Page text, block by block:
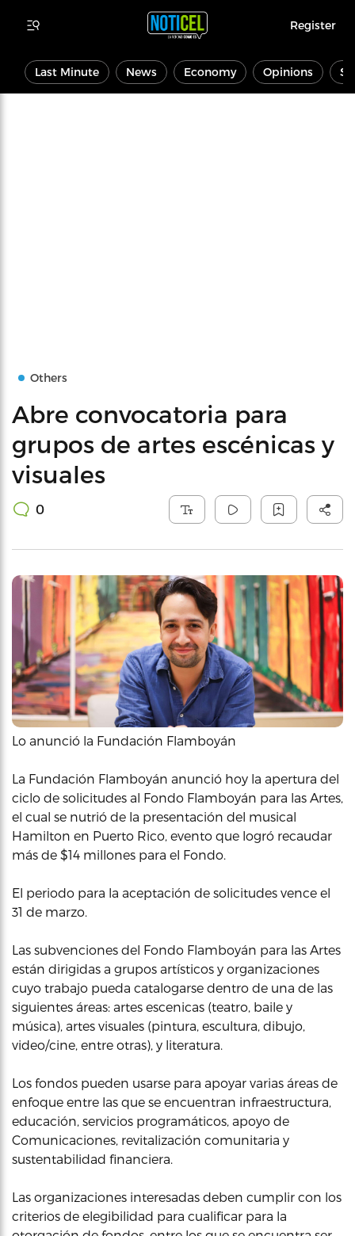
Register
Last Minute News Economy Opinions
Others
Abre convocatoria para
grupos de artes escénicas y
visuales
0
Lo anunció la Fundación Flamboyán
La Fundación Flamboyán anunció hoy la apertura del
ciclo de solicitudes al Fondo Flamboyán para las Artes,
el cual se nutrió de la presentación del musical
Hamilton en Puerto Rico, evento que logró recaudar
más de $14 millones para el Fondo.
El periodo para la aceptación de solicitudes vence el
31 de marzo.
Las subvenciones del Fondo Flamboyán para las Artes
están dirigidas a grupos artísticos y organizaciones
cuyo trabajo pueda catalogarse dentro de una de las
siguientes áreas: artes escenicas (teatro, baile y
música), artes visuales (pintura, escultura, dibujo,
video/cine, entre otras), y literatura.
Los fondos pueden usarse para apoyar varias áreas de
enfoque entre las que se encuentran infraestructura,
educación, servicios programáticos, apoyo de
Comunicaciones, revitalización comunitaria y
sustentabilidad financiera.
Las organizaciones interesadas deben cumplir con los
criterios de elegibilidad para cualificar para la